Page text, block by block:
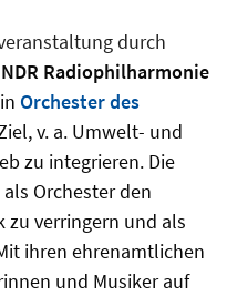
durch
NDR Radiophilharmonie
Orchester des
v. a. Umwelt- und
zu integrieren. Die
Orchester den
zu verringern und als
ihren ehrenamtlichen
und Musiker auf